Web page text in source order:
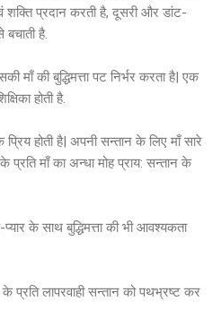
शक्ति प्रदान करती है, दूसरी और डांट-
है.
माँ की बुद्धिमत्ता पट निर्भर करता है| एक
होती है.
प्रिय होती है| अपनी सन्तान के लिए माँ सारे
माँ का अन्धा मोह प्राय: सन्तान के
के साथ बुद्धिमत्ता की भी आवश्यकता
प्रति लापरवाही सन्तान को पथभ्रष्ट कर